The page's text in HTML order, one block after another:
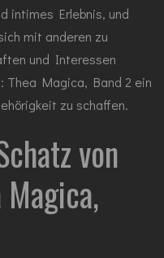
intimes Erlebnis, und
mit anderen zu
und Interessen
Thea Magica, Band 2 ein
zu schaffen.
von
Magica,